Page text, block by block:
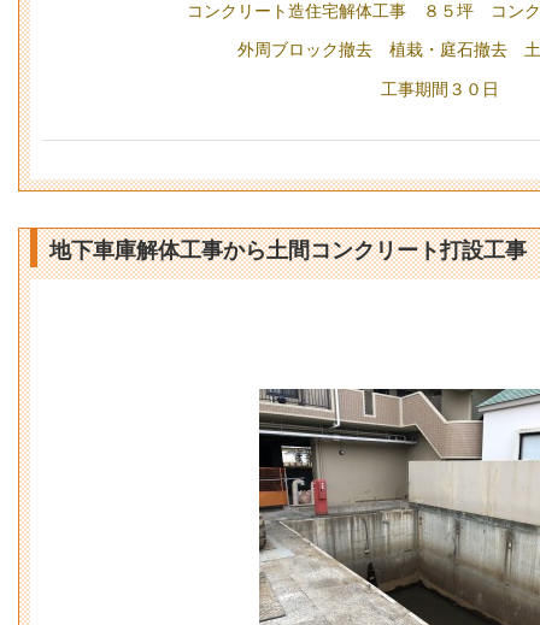
コンクリート造住宅解体工事 ８５坪 コン
外周ブロック撤去 植栽・庭石撤去
工事期間３０日
地下車庫解体工事から土間コンクリート打設工事